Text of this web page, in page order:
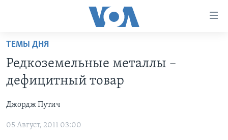
Перейти
основной
контент
Перейти
навигации
ПРОГРАММЫ
НОВОСТИ ЗА МИНУТУ
ИТОГИ
ПРОЕКТЫ
УЧИМ АНГЛИЙСКИЙ
НАША АМЕРИКАНСКАЯ ИСТОРИЯ
ЭКСПЕРТИЗА
ИНТЕРВЬЮ
ТЕМЫ ДНЯ
Редкоземельные металлы –
дефицитный товар
Джордж Путич
05 Август, 2011 03:00